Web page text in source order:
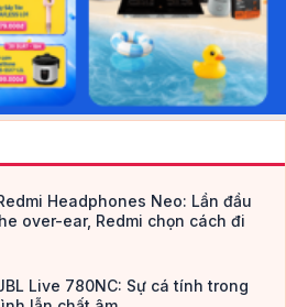
Headphones Neo: Lần đầu
over-ear, Redmi chọn cách đi
Live 780NC: Sự cá tính trong